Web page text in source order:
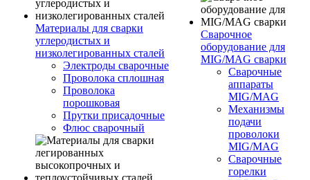
Материалы для сварки
углеродистых и
низколегированных сталей
Электроды сварочные
Проволока сплошная
Проволока
порошковая
Прутки присадочные
Флюс сварочный
Сварочное
оборудование для
MIG/MAG сварки
Сварочные
аппараты
MIG/MAG
Механизмы
подачи
проволоки
MIG/MAG
Сварочные
горелки